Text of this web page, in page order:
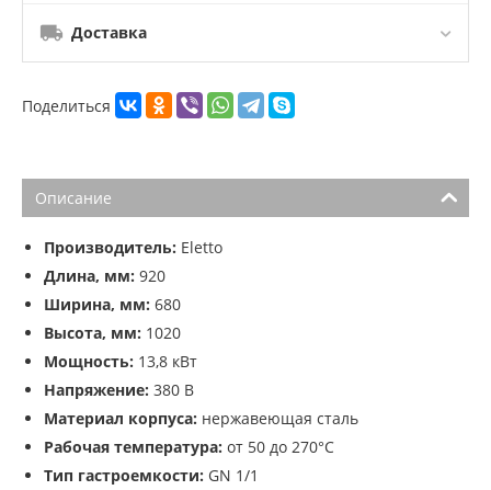
Доставка
Поделиться
Описание
Производитель: Eletto
Длина, мм: 920
Ширина, мм: 680
Высота, мм: 1020
Мощность: 13,8 кВт
Напряжение: 380 В
Материал корпуса: нержавеющая сталь
Рабочая температура: от 50 до 270°С
Тип гастроемкости: GN 1/1